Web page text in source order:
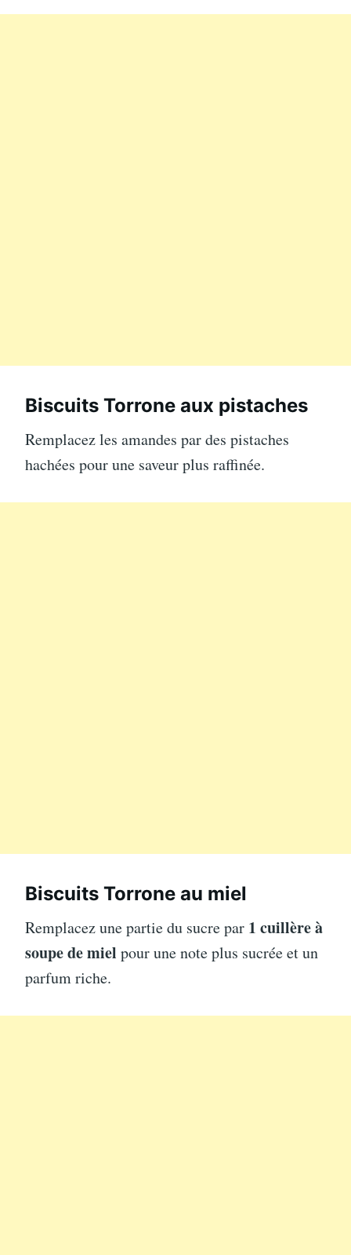
Biscuits Torrone aux pistaches
Remplacez les amandes par des pistaches
hachées pour une saveur plus raffinée.
Biscuits Torrone au miel
Remplacez une partie du sucre par 1 cuillère à
soupe de miel pour une note plus sucrée et un
parfum riche.